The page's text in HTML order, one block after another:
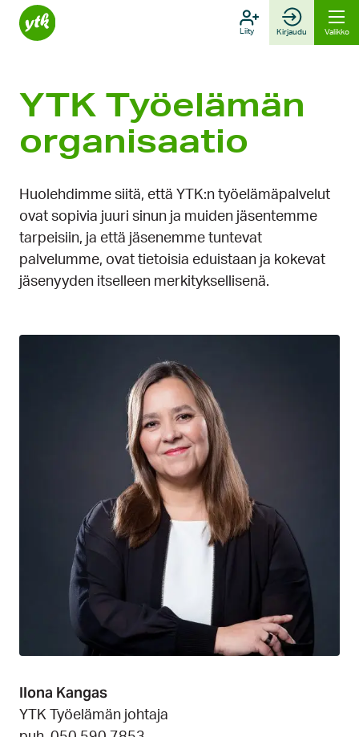
Hyppää
sisältöön
Liity Kirjaudu Valikko
YTK Työelämän
organisaatio
Huolehdimme siitä, että YTK:n työelämäpalvelut
ovat sopivia juuri sinun ja muiden jäsentemme
tarpeisiin, ja että jäsenemme tuntevat
palvelumme, ovat tietoisia eduistaan ja kokevat
jäsenyyden itselleen merkityksellisenä.
Ilona Kangas
YTK Työelämän johtaja